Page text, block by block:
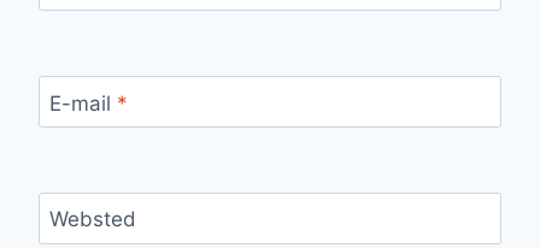
E-mail *
Websted